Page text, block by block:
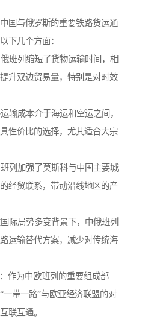
国与俄罗斯的重要铁路货运通
下几个方面：
班列缩短了货物运输时间，相
升双边贸易量，特别是对时效
输成本介于海运和空运之间，
性价比的选择，尤其适合大宗
列加强了莫斯科与中国主要城
经贸联系，带动沿线地区的产
际局势多变背景下，中俄班列
运输替代方案，减少对传统海
作为中欧班列的重要组成部
一带一路”与欧亚经济联盟的对
联互通。